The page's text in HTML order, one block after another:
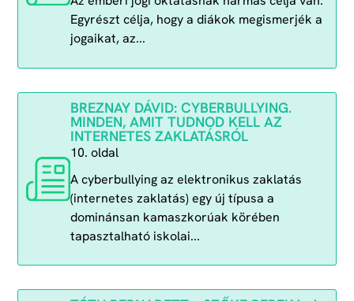
Egyrészt célja, hogy a diákok megismerjék a
jogaikat, az...
BREZNAY DÁVID: CYBERBULLYING.
MINDEN, AMIT TUDNOD KELL AZ
INTERNETES ZAKLATÁSRÓL
10. oldal
A cyberbullying az elektronikus zaklatás
(internetes zaklatás) egy új típusa a
dominánsan kamaszkorúak körében
tapasztalható iskolai...